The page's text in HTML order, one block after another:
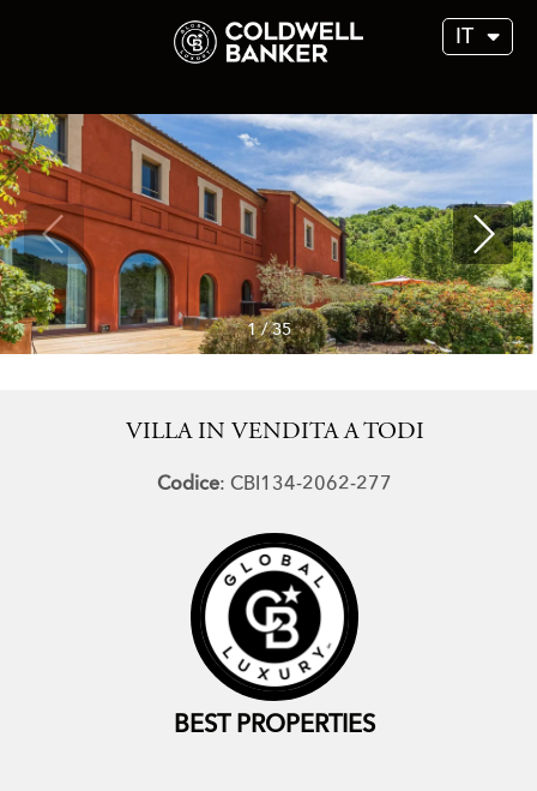
IT
1/35
VILLA IN VENDITA A TODI
Codice: CBI134-2062-277
BEST PROPERTIES